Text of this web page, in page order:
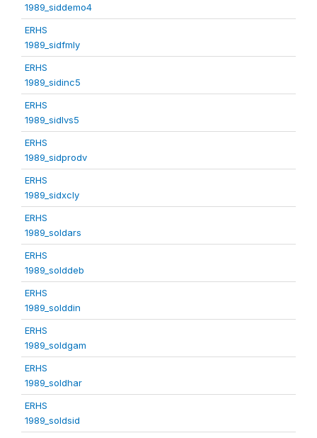
1989_siddemo4
ERHS
1989_sidfmly
ERHS
1989_sidinc5
ERHS
1989_sidlvs5
ERHS
1989_sidprodv
ERHS
1989_sidxcly
ERHS
1989_soldars
ERHS
1989_solddeb
ERHS
1989_solddin
ERHS
1989_soldgam
ERHS
1989_soldhar
ERHS
1989_soldsid